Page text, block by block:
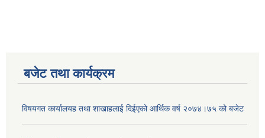
बजेट तथा कार्यक्रम
विषयगत कार्यालयह तथा शाखाहलाई दिईएको आर्थिक वर्ष २०७४।७५ को बजेट